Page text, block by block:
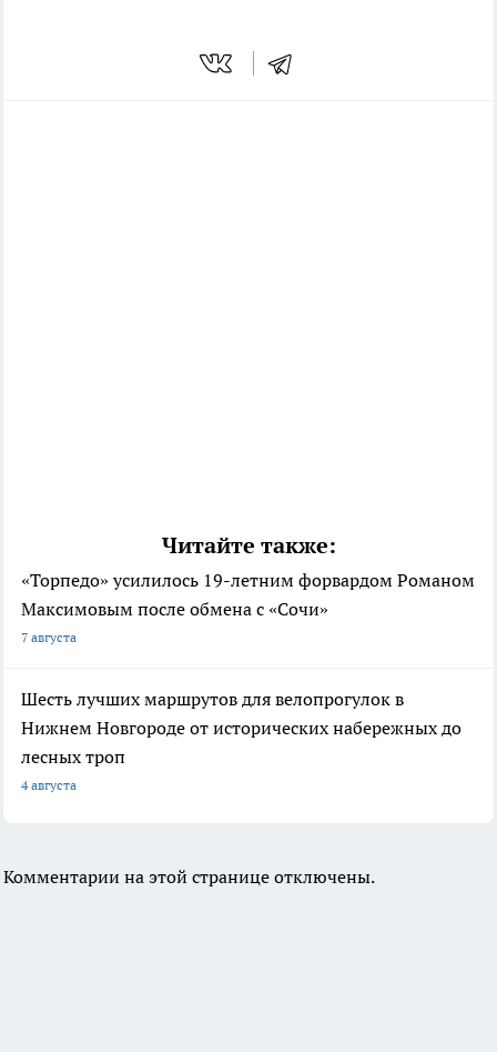
Читайте также:
«Торпедо» усилилось 19-летним форвардом Романом
Максимовым после обмена с «Сочи»
7 августа
Шесть лучших маршрутов для велопрогулок в
Нижнем Новгороде от исторических набережных до
лесных троп
4 августа
Комментарии на этой странице отключены.